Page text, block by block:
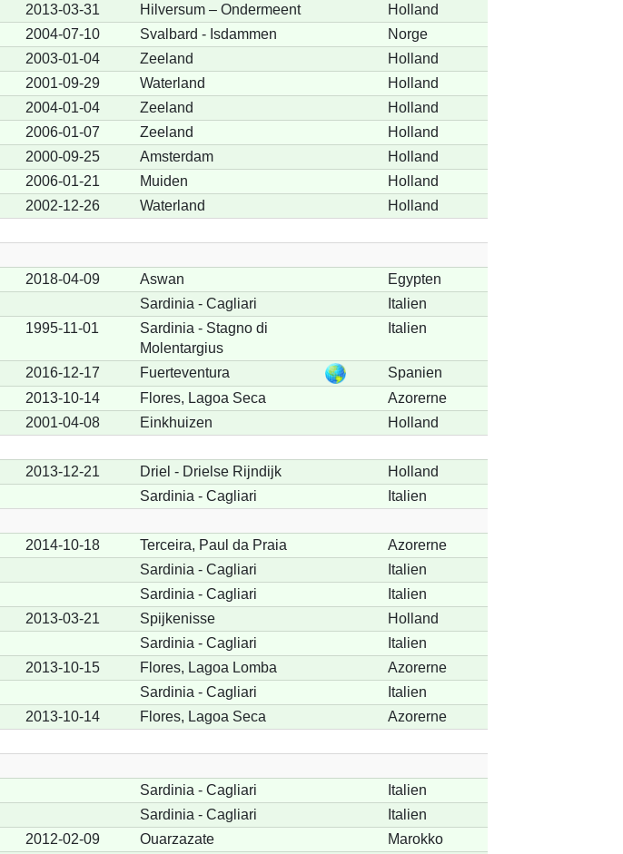
2013-03-31 Hilversum – Ondermeent
Holland
2004-07-10 Svalbard - Isdammen
Norge
2003-01-04 Zeeland
Holland
2001-09-29 Waterland
Holland
2004-01-04 Zeeland
Holland
2006-01-07 Zeeland
Holland
2000-09-25 Amsterdam
Holland
2006-01-21 Muiden
Holland
2002-12-26 Waterland
Holland
2018-04-09 Aswan
Egypten
Sardinia - Cagliari
Italien
1995-11-01
Sardinia - Stagno di
Molentargius
Italien
2016-12-17 Fuerteventura
Spanien
2013-10-14 Flores, Lagoa Seca
Azorerne
2001-04-08 Einkhuizen
Holland
2013-12-21 Driel - Drielse Rijndijk
Holland
Sardinia - Cagliari
Italien
2014-10-18 Terceira, Paul da Praia
Azorerne
Sardinia - Cagliari
Italien
Sardinia - Cagliari
Italien
2013-03-21 Spijkenisse
Holland
Sardinia - Cagliari
Italien
2013-10-15 Flores, Lagoa Lomba
Azorerne
Sardinia - Cagliari
Italien
2013-10-14 Flores, Lagoa Seca
Azorerne
Sardinia - Cagliari
Italien
Sardinia - Cagliari
Italien
2012-02-09 Ouarzazate
Marokko